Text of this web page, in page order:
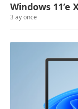
Windows 11’e
3 ay önce